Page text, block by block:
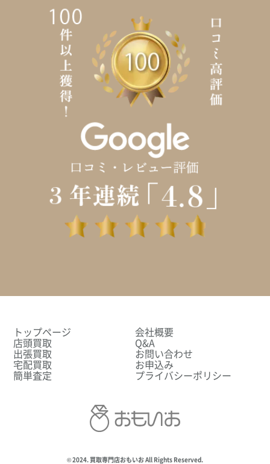
トップページ
店頭買取
出張買取
宅配買取
簡単査定
会社概要
Q&A
お問い合わせ
お申込み
プライバシーポリシー
© 2024. 買取専門店おもいお All Rights Reserved.